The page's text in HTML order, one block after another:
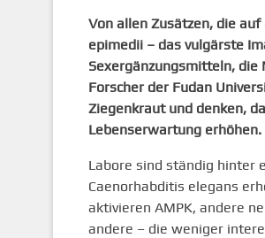
Von allen Zusätzen, die
epimedii – das vulgärste
Sexergänzungsmitteln, die
Forscher der Fudan
Ziegenkraut und denken,
Lebenserwartung erhöhen.
Labore sind ständig hinter
Caenorhabditis elegans
aktivieren AMPK, andere
andere – die weniger